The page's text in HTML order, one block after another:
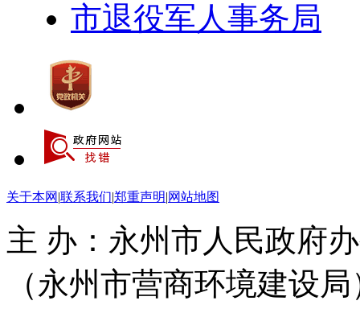
市退役军人事务局
关于本网 |联系我们|郑重声明|网站地图
主 办：永州市人民政府
（永州市营商环境建设局